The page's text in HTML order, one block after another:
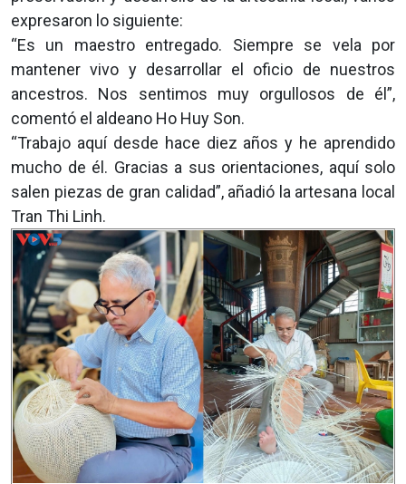
expresaron lo siguiente:
“Es un maestro entregado. Siempre se vela por
mantener vivo y desarrollar el oficio de nuestros
ancestros. Nos sentimos muy orgullosos de él”,
comentó el aldeano Ho Huy Son.
“Trabajo aquí desde hace diez años y he aprendido
mucho de él. Gracias a sus orientaciones, aquí solo
salen piezas de gran calidad”, añadió la artesana local
Tran Thi Linh.